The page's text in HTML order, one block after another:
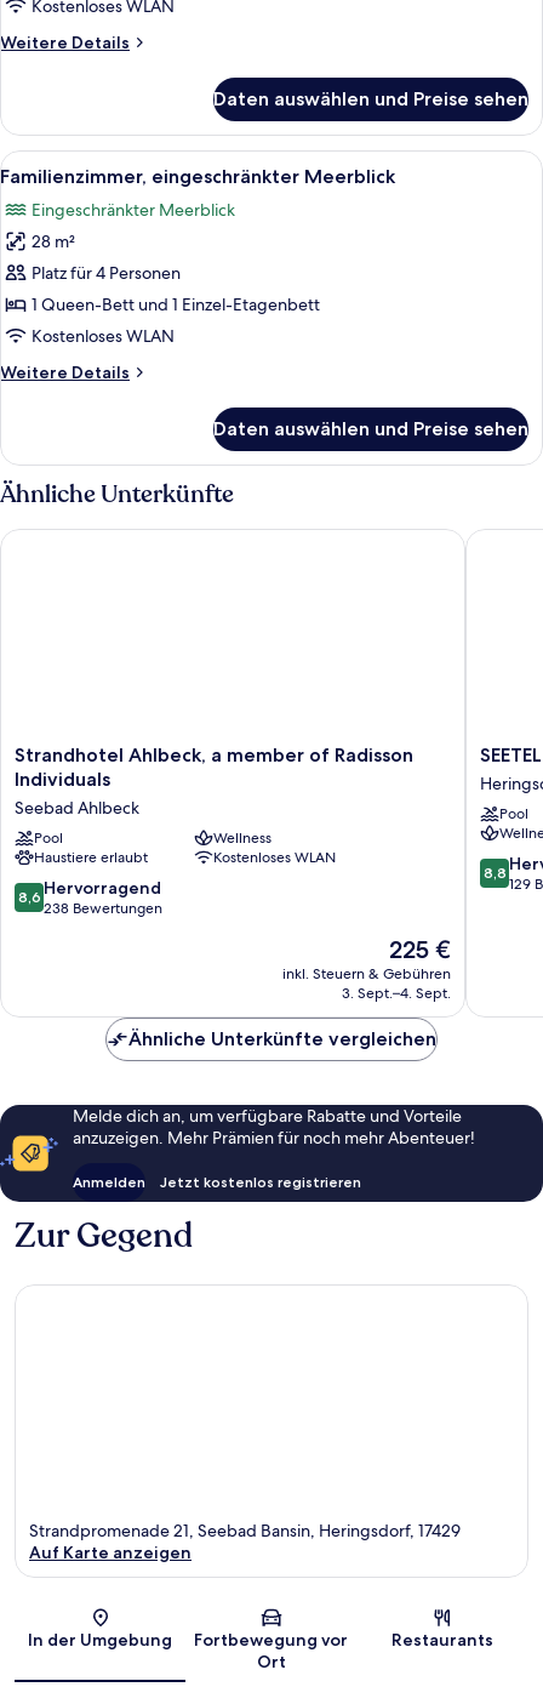
Kostenloses WLAN
Weitere Details
Weitere
Suite,
Meerblick
Daten auswählen und Preise sehen
Alle
Fotos
für
Familienzimmer,
eingeschränkter
Meerblick
anzeigen
Ein modernes Schlafzimmer mit
4
Familienzimmer, eingeschränkter Meerblick
Eingeschränkter Meerblick
28 m²
Platz für 4 Personen
1 Queen-Bett und 1 Einzel-Etagenbett
Kostenloses WLAN
Weitere Details
Weitere
eingeschränkter
Meerblick
Daten auswählen und Preise sehen
Ähnliche Unterkünfte
Strandhotel
Ahlbeck,
member
of
Radisson
Individuals
Seebad
Strandhotel Ahlbeck, a member of Radisson
Individuals
Seebad Ahlbeck
Pool
Wellness
Haustiere erlaubt
Kostenloses WLAN
8.6
von
8,6 Hervorragend
238 Bewertungen
Der
Preis
beträgt
225 €
inkl. Steuern & Gebühren
3. Sept.–4. Sept.
Strandhotel Ahlbeck, a member of Radisson Individuals
Atlantic
Pool
8.8
von
8,8
129
Ähnliche Unterkünfte vergleichen
Melde dich an, um verfügbare Rabatte und Vorteile
anzuzeigen. Mehr Prämien für noch mehr Abenteuer!
Anmelden Jetzt kostenlos registrieren
Zur Gegend
Karte
Strandpromenade 21, Seebad Bansin, Heringsdorf, 17429
Auf Karte anzeigen
In der Umgebung
Fortbewegung vor
Ort
Restaurants